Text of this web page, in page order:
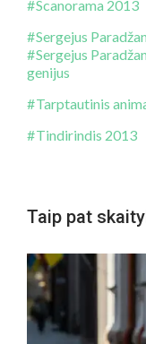
Scanorama 2013
Sergejus
Sergejus
genijus
Tarptautinis
Tindirindis 2013
Taip pat